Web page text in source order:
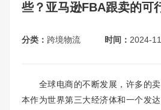
些？亚马逊FBA跟卖的可
分类： 跨境物流 时间： 2024-
全球电商的不断发展，许多的卖
本作为世界第三大经济体和一个发